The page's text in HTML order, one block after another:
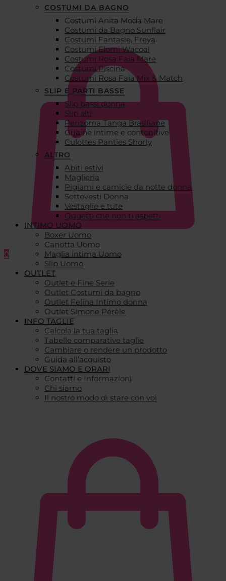
0
COSTUMI DA BAGNO
Costumi Anita Moda Mare
Costumi da Bagno Sunflair
Costumi Fantasie, Freya
Costumi Elomi Wacoal
Costumi Rosa Faia Mare
Costumi Piscina
Costumi Rosa Faia Mix & Match
SLIP E PARTI BASSE
Slip bassi donna
Slip alti
Perizoma Tanga Brasiliane
Guaine intime e contenitive
Culottes Panties Shorty
ALTRO
Abiti estivi
Maglieria
Pigiami e camicie da notte donna
Sottovesti Donna
Vestaglie e tute
Oggetti che non ti aspetti
INTIMO UOMO
Boxer Uomo
Canotta Uomo
Maglia intima Uomo
Slip Uomo
OUTLET
Outlet e Fine Serie
Outlet Costumi da bagno
Outlet Felina Intimo donna
Outlet Simone Pérèle
INFO TAGLIE
Calcola la tua taglia
Tabelle comparative taglie
Cambiare o rendere un prodotto
Guida all’acquisto
DOVE SIAMO E ORARI
Contatti e Informazioni
Chi siamo
Il nostro modo di stare con voi